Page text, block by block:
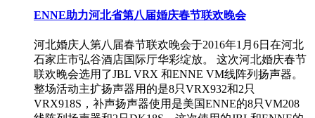
ENNE助力河北省第八届婚庆春节联欢晚会
河北婚庆人第八届春节联欢晚会于2016年1月6日在河北
石家庄市弘谷酒店国际厅华彩绽放。 这次河北婚庆春节
联欢晚会选用了JBL VRX 和ENNE VM线阵列扬声器。
整场活动主扩扬声器用的是8只VRX932和2只
VRX918S，补声扬声器使用是美国ENNE的8只VM208